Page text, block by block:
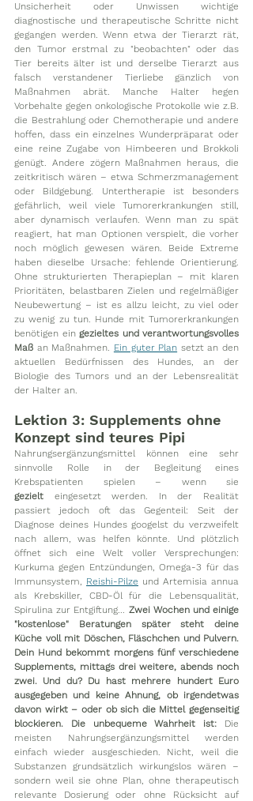
Unsicherheit oder Unwissen wichtige
diagnostische und therapeutische Schritte nicht
gegangen werden. Wenn etwa der Tierarzt rät,
den Tumor erstmal zu "beobachten" oder das
Tier bereits älter ist und derselbe Tierarzt aus
falsch verstandener Tierliebe gänzlich von
Maßnahmen abrät. Manche Halter hegen
Vorbehalte gegen onkologische Protokolle wie z.B.
die Bestrahlung oder Chemotherapie und andere
hoffen, dass ein einzelnes Wunderpräparat oder
eine reine Zugabe von Himbeeren und Brokkoli
genügt. Andere zögern Maßnahmen heraus, die
zeitkritisch wären – etwa Schmerzmanagement
oder Bildgebung. Untertherapie ist besonders
gefährlich, weil viele Tumorerkrankungen still,
aber dynamisch verlaufen. Wenn man zu spät
reagiert, hat man Optionen verspielt, die vorher
noch möglich gewesen wären. Beide Extreme
haben dieselbe Ursache: fehlende Orientierung.
Ohne strukturierten Therapieplan – mit klaren
Prioritäten, belastbaren Zielen und regelmäßiger
Neubewertung – ist es allzu leicht, zu viel oder
zu wenig zu tun. Hunde mit Tumorerkrankungen
benötigen ein gezieltes und verantwortungsvolles
Maß an Maßnahmen. Ein guter Plan setzt an den
aktuellen Bedürfnissen des Hundes, an der
Biologie des Tumors und an der Lebensrealität
der Halter an.
Lektion 3: Supplements ohne
Konzept sind teures Pipi
Nahrungsergänzungsmittel können eine sehr
sinnvolle Rolle in der Begleitung eines
gezielt eingesetzt werden. In der Realität
passiert jedoch oft das Gegenteil: Seit der
Diagnose deines Hundes googelst du verzweifelt
nach allem, was helfen könnte. Und plötzlich
öffnet sich eine Welt voller Versprechungen:
Kurkuma gegen Entzündungen, Omega-3 für das
Immunsystem, Reishi-Pilze und Artemisia annua
als Krebskiller, CBD-Öl für die Lebensqualität,
Spirulina zur Entgiftung... Zwei Wochen und einige
"kostenlose" Beratungen später steht deine
Küche voll mit Döschen, Fläschchen und Pulvern.
Dein Hund bekommt morgens fünf verschiedene
Supplements, mittags drei weitere, abends noch
zwei. Und du? Du hast mehrere hundert Euro
ausgegeben und keine Ahnung, ob irgendetwas
davon wirkt – oder ob sich die Mittel gegenseitig
blockieren. Die unbequeme Wahrheit ist: Die
meisten Nahrungsergänzungsmittel werden
einfach wieder ausgeschieden. Nicht, weil die
Substanzen grundsätzlich wirkungslos wären –
sondern weil sie ohne Plan, ohne therapeutisch
relevante Dosierung oder ohne Rücksicht auf